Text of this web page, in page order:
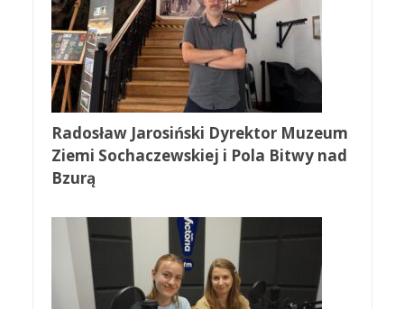
Radosław Jarosiński Dyrektor Muzeum
Ziemi Sochaczewskiej i Pola Bitwy nad
Bzurą